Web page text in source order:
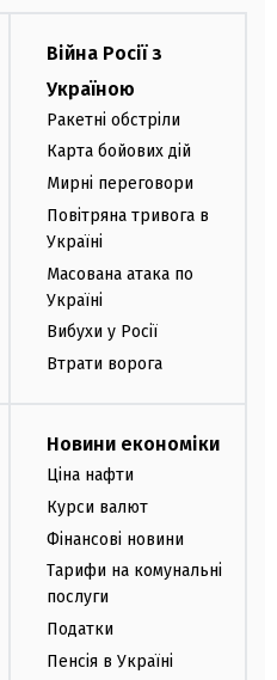
Війна Росії з
Україною
Ракетні обстріли
Карта бойових дій
Мирні переговори
Повітряна тривога в
Україні
Масована атака по
Україні
Вибухи у Росії
Втрати ворога
Новини економіки
Ціна нафти
Курси валют
Фінансові новини
Тарифи на комунальні
послуги
Податки
Пенсія в Україні